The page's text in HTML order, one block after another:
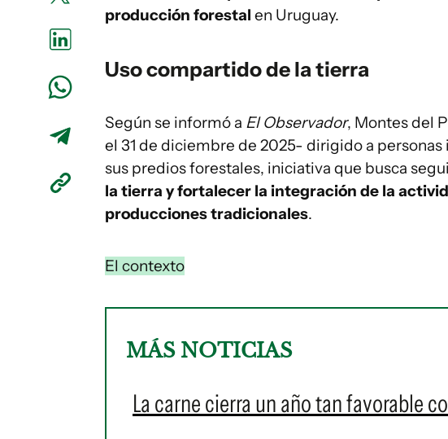
producción forestal en Uruguay.
Uso compartido de la tierra
Según se informó a El Observador, Montes del
el 31 de diciembre de 2025- dirigido a
sus predios forestales, iniciativa que busca
la tierra y fortalecer la integración de la
producciones tradicionales.
El contexto
MÁS NOTICIAS
La carne cierra un año tan favorable